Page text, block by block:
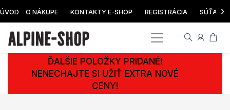
ÚVOD O NÁKUPE KONTAKTY E-SHOP REGISTRÁCIA SÚŤAŽ ›
ĎALŠIE POLOŽKY PRIDANÉ!
NENECHAJTE SI UŽIŤ EXTRA NOVÉ
CENY!